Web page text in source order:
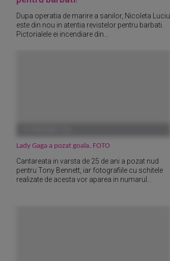
Dupa operatia de marire a sanilor, Nicoleta Luciu
este din nou in atentia revistelor pentru barbati.
Pictorialele ei incendiare din...
Lady Gaga a pozat goala. FOTO
Cantareata in varsta de 25 de ani a pozat nud
pentru Tony Bennett, iar fotografiile cu schitele
realizate de acesta vor aparea in numarul...